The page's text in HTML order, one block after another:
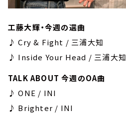
工藤大輝・今週の選曲
♪ Cry & Fight / 三浦大知
♪ Inside Your Head / 三浦大知
TALK ABOUT 今週のOA曲
♪ ONE / INI
♪ Brighter / INI